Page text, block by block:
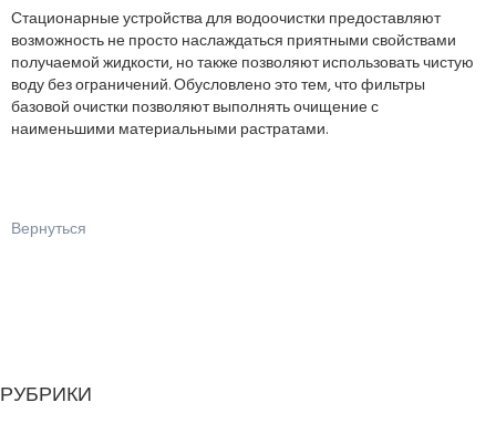
Стационарные устройства для водоочистки предоставляют
возможность не просто наслаждаться приятными свойствами
получаемой жидкости, но также позволяют использовать чистую
воду без ограничений. Обусловлено это тем, что фильтры
базовой очистки позволяют выполнять очищение с
наименьшими материальными растратами.
Вернуться
РУБРИКИ